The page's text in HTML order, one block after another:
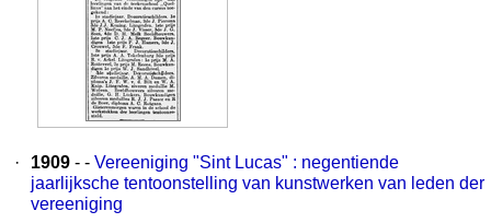
· 1909 - - Vereeniging "Sint Lucas" : negentiende
jaarlijksche tentoonstelling van kunstwerken van leden der
vereeniging